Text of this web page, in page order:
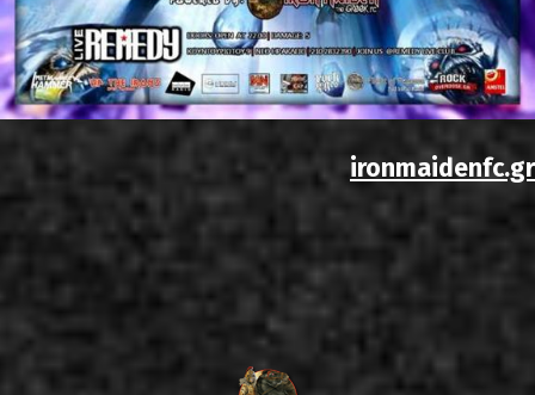
ironmaidenfc.gr